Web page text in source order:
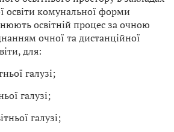
освіти комунальної форми
освітній процес за очною
очної та дистанційної
для:
галузі;
галузі;
галузі;